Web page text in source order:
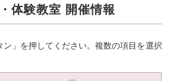
体験教室 開催情報
」を押してください。複数の項目を選択